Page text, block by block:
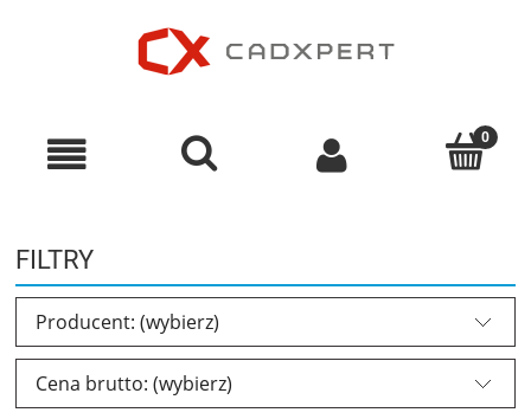
FILTRY
Producent: (wybierz)
Cena brutto: (wybierz)